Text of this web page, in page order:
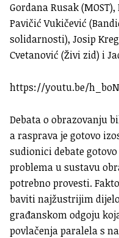
Gordana Rusak
Pavičić Vukičević
solidarnosti), Josip
Cvetanović (Živi zid) i
https://youtu.be/
Debata o obrazovanju
a rasprava je gotovo
sudionici debate
problema u sustavu
potrebno provesti.
baviti najžustrijim
građanskom odgoju
povlačenja paralela s